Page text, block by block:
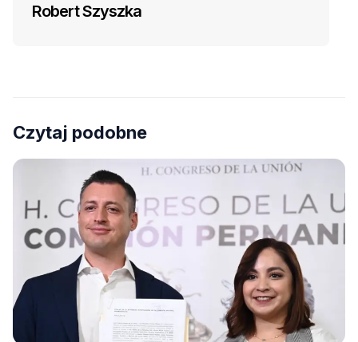
Robert Szyszka
Czytaj podobne